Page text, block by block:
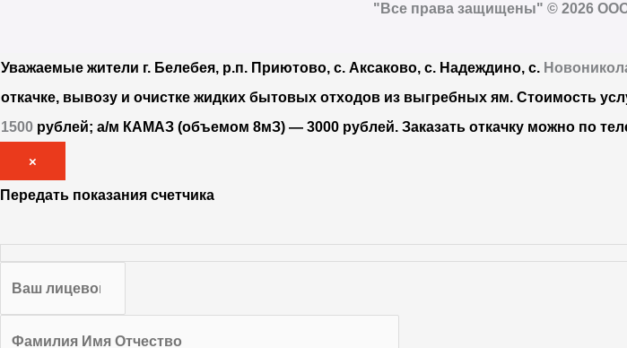
"Все права защищены" © 2026
Уважаемые жители г. Белебея, р.п. Приютово, с. Аксаково, с. Надеждино, с.
откачке, вывозу и очистке жидких бытовых отходов из выгребных ям. Стоимость
1500 рублей; а/м КАМАЗ (объемом 8мЗ) — 3000 рублей.Заказать откачку можно по
×
Передать показания счетчика